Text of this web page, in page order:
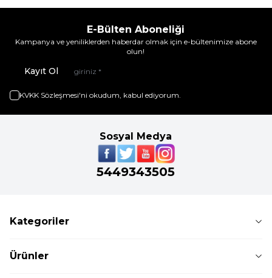
E-Bülten Aboneliği
Kampanya ve yeniliklerden haberdar olmak için e-bültenimize abone
olun!
Kayıt Ol
KVKK Sözleşmesi'ni okudum, kabul ediyorum.
Sosyal Medya
5449343505
Kategoriler
Ürünler